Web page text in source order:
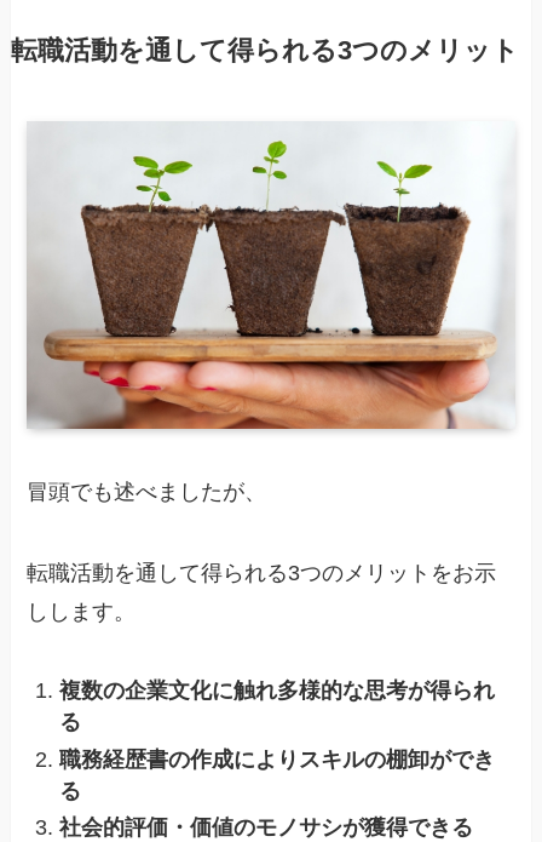
転職活動を通して得られる3つのメリット
冒頭でも述べましたが、
転職活動を通して得られる3つのメリットをお示
しします。
複数の企業文化に触れ多様的な思考が得られ
る
職務経歴書の作成によりスキルの棚卸ができ
る
社会的評価・価値のモノサシが獲得できる